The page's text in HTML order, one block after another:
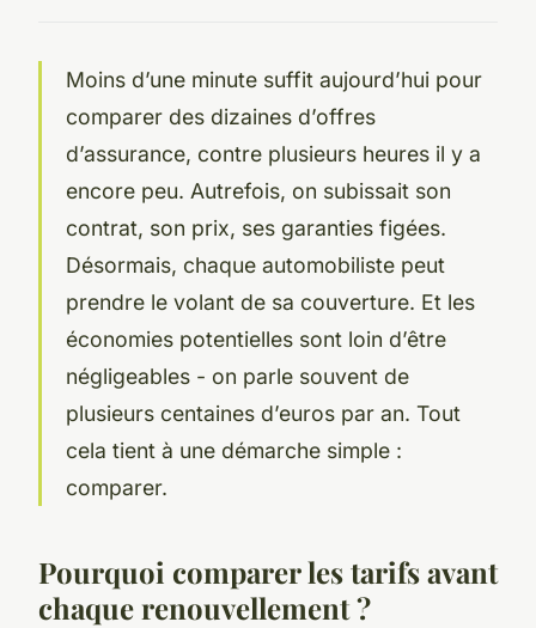
Moins d’une minute suffit aujourd’hui pour
comparer des dizaines d’offres
d’assurance, contre plusieurs heures il y a
encore peu. Autrefois, on subissait son
contrat, son prix, ses garanties figées.
Désormais, chaque automobiliste peut
prendre le volant de sa couverture. Et les
économies potentielles sont loin d’être
négligeables - on parle souvent de
plusieurs centaines d’euros par an. Tout
cela tient à une démarche simple :
comparer.
Pourquoi comparer les tarifs avant
chaque renouvellement ?